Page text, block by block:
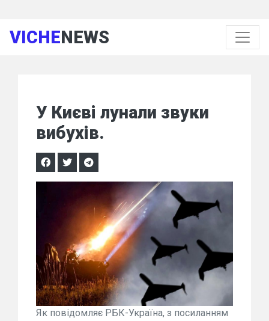
VICHENEWS
У Києві лунали звуки
вибухів.
Як повідомляє РБК-Україна, з посиланням